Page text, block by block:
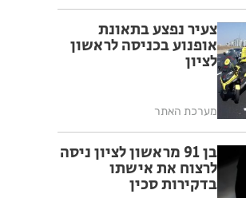
צעיר נפצע בתאונת
אופנוע בכניסה לראשון
לציון
מערכת האתר
בן 91 מראשון לציון ניסה
לרצוח את אישתו
בדקירות סכין